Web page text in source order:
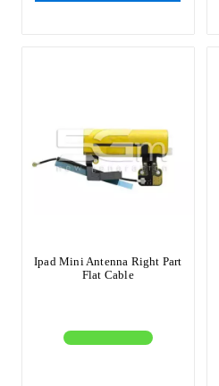
Ipad Mini Antenna Right Part
Flat Cable